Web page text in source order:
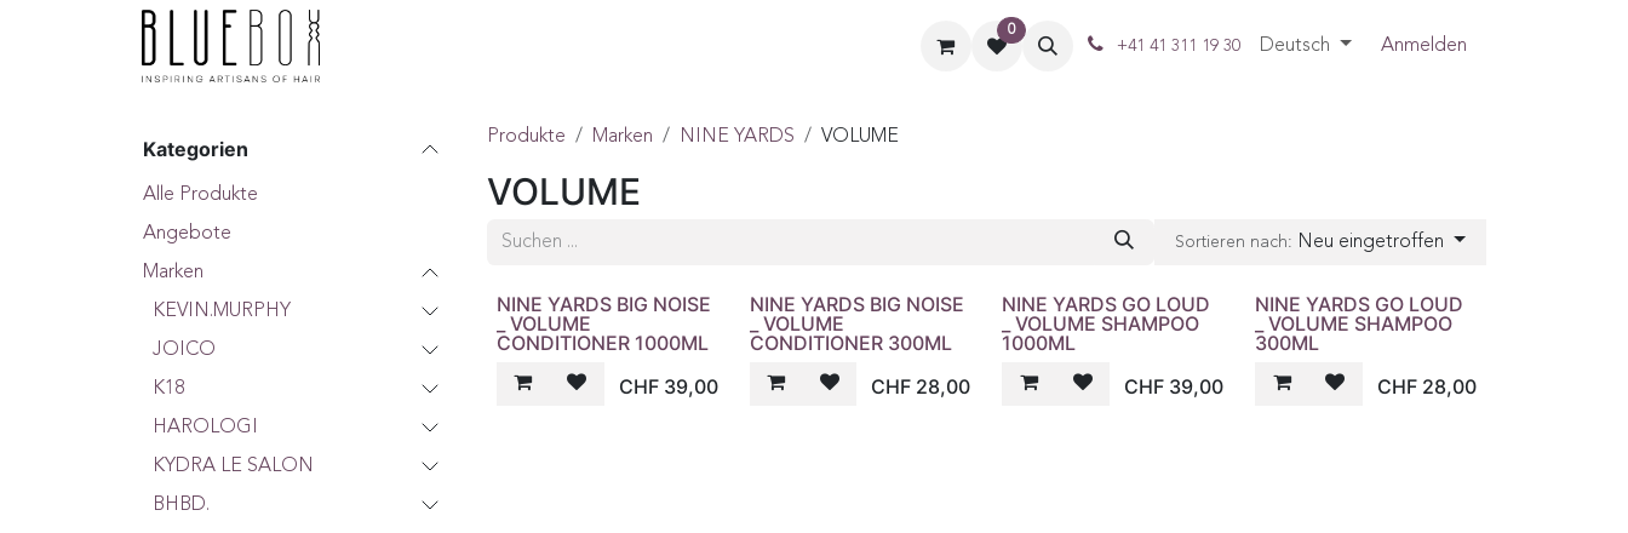
ZUM INHALT SPRINGEN
0
+41 41 311 19 30 Deutsch Anmelden
Kategorien
Alle Produkte
Angebote
Marken
KEVIN.MURPHY
JOICO
K18
HAROLOGI
KYDRA LE SALON
BHBD.
Produkte Marken NINE YARDS VOLUME
VOLUME
Sortieren nach: Neu eingetroffen
NINE YARDS BIG NOISE
_ VOLUME
CONDITIONER 1000ML
CHF 39,00
NINE YARDS BIG NOISE
_ VOLUME
CONDITIONER 300ML
CHF 28,00
NINE YARDS GO LOUD
_ VOLUME SHAMPOO
1000ML
CHF 39,00
NINE YARDS GO LOUD
_ VOLUME SHAMPOO
300ML
CHF 28,00